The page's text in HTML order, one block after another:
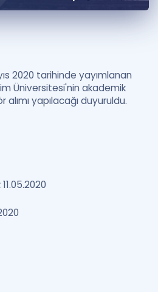
2020 tarihinde yayımlanan
Üniversitesi'nin akademik
yapılacağı duyuruldu.
11.05.2020